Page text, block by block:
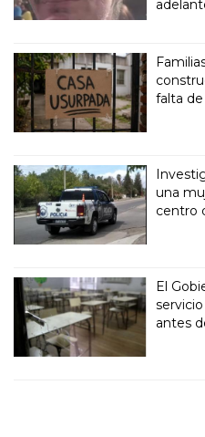
falta
una
centro
El
antes